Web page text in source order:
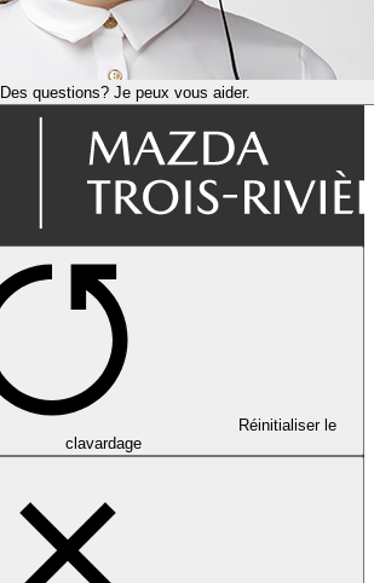
Des questions? Je peux vous aider.
Réinitialiser le
clavardage